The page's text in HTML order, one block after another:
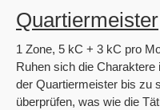
Quartiermeister
1 Zone, 5 kC + 3 kC pro
Ruhen sich die
der Quartiermeister bis zu
überprüfen, was wie die